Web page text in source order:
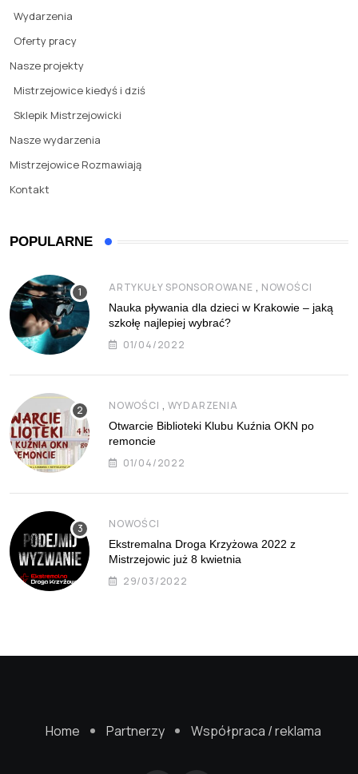
Wydarzenia
Oferty pracy
Nasze projekty
Mistrzejowice kiedyś i dziś
Sklepik Mistrzejowicki
Nasze wydarzenia
Mistrzejowice Rozmawiają
Kontakt
POPULARNE
ARTYKUŁY SPONSOROWANE , NOWOŚCI
Nauka pływania dla dzieci w Krakowie – jaką
szkołę najlepiej wybrać?
01/04/2022
NOWOŚCI , WYDARZENIA
Otwarcie Biblioteki Klubu Kuźnia OKN po
remoncie
01/04/2022
NOWOŚCI
Ekstremalna Droga Krzyżowa 2022 z
Mistrzejowic już 8 kwietnia
29/03/2022
Home Partnerzy Współpraca / reklama